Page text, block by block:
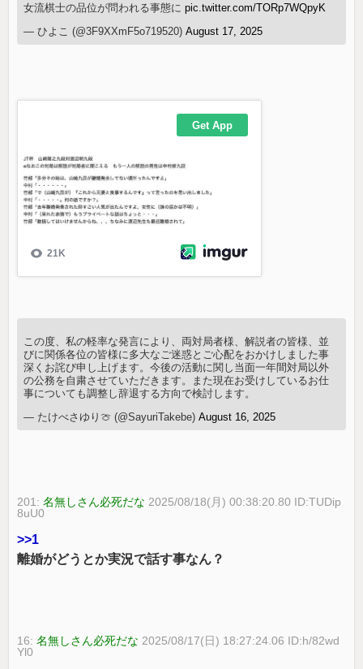
女流棋士の品位が問われる事態にpic.twitter.com/TORp7WQpyK
— ひよこ (@3F9XXmF5o719520)August 17, 2025
この度、私の軽率な発言により、両対局者様、解説者の皆様、並
びに関係各位の皆様に多大なご迷惑とご心配をおかけしました事
深くお詫び申し上げます。今後の活動に関し当面一年間対局以外
の公務を自粛させていただきます。また現在お受けしているお仕
事についても調整し辞退する方向で検討します。
— たけべさゆり🍈 (@SayuriTakebe)August 16, 2025
201:名無しさん必死だな 2025/08/18(月) 00:38:20.80 ID:TUDip
8uU0
>>1
離婚がどうとか実況で話す事なん？
16:名無しさん必死だな 2025/08/17(日) 18:27:24.06 ID:h/82wd
Yl0